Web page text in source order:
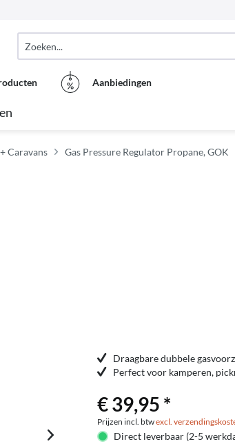
Aanbiedingen
Caravans Gas Pressure Regulator Propane, GOK
Draagbare dubbele
Perfect voor kamperen,
€ 39,95 *
Prijzen incl. btwexcl.
Direct leverbaar (2-5